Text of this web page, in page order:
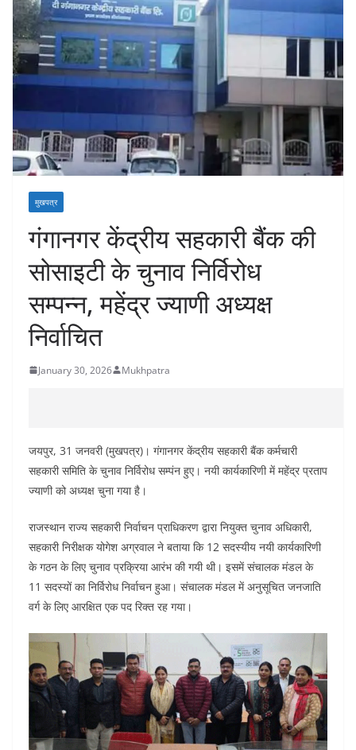
मुखपत्र
गंगानगर केंद्रीय सहकारी बैंक की
सोसाइटी के चुनाव निर्विरोध
सम्पन्न, महेंद्र ज्याणी अध्यक्ष
निर्वाचित
January 30, 2026 Mukhpatra
जयपुर, 31 जनवरी (मुखपत्र)। गंगानगर केंद्रीय सहकारी बैंक कर्मचारी
सहकारी समिति के चुनाव निर्विरोध सम्पंन हुए। नयी कार्यकारिणी में महेंद्र प्रताप
ज्याणी को अध्यक्ष चुना गया है।
राजस्थान राज्य सहकारी निर्वाचन प्राधिकरण द्वारा नियुक्त चुनाव अधिकारी,
सहकारी निरीक्षक योगेश अग्रवाल ने बताया कि 12 सदस्यीय नयी कार्यकारिणी
के गठन के लिए चुनाव प्रक्रिया आरंभ की गयी थी। इसमें संचालक मंडल के
11 सदस्यों का निर्विरोध निर्वाचन हुआ। संचालक मंडल में अनुसूचित जनजाति
वर्ग के लिए आरक्षित एक पद रिक्त रह गया।